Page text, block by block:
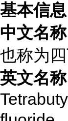
基本信息
中文名称
也称为
英文名称